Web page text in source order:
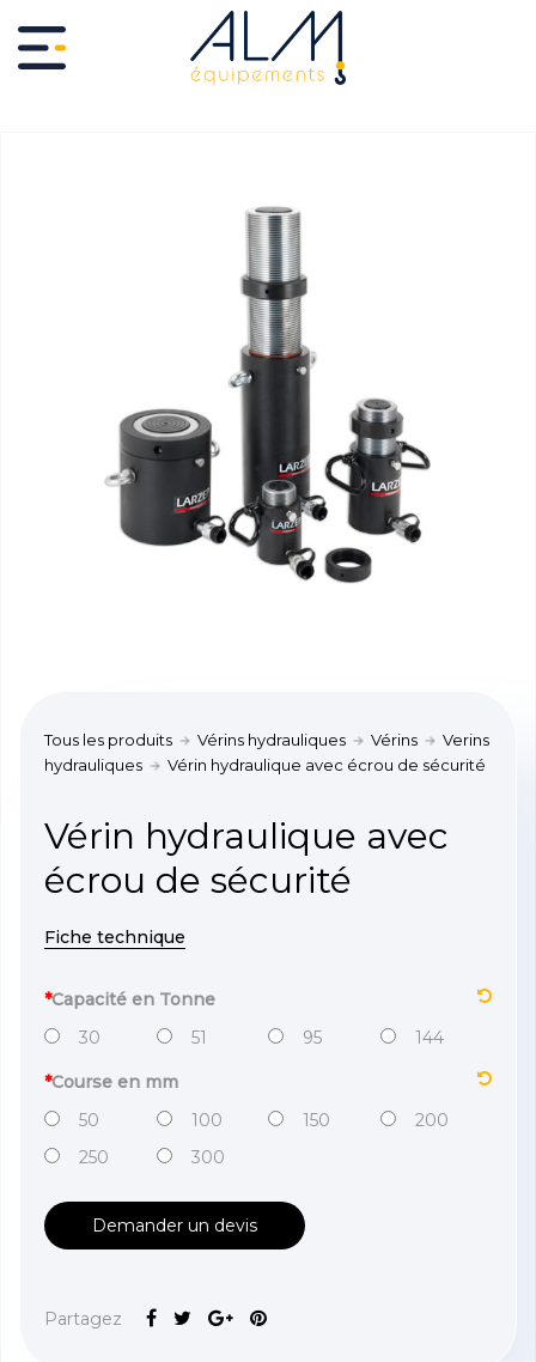
Tous les produits Vérins hydrauliques Vérins
Verins
hydrauliques
Vérin hydraulique avec écrou de sécurité
Vérin hydraulique avec
écrou de sécurité
Fiche technique
*Capacité en Tonne
30
51 95 144
*Course en mm
50
100 150
200
250
300
Demander un devis
Partagez